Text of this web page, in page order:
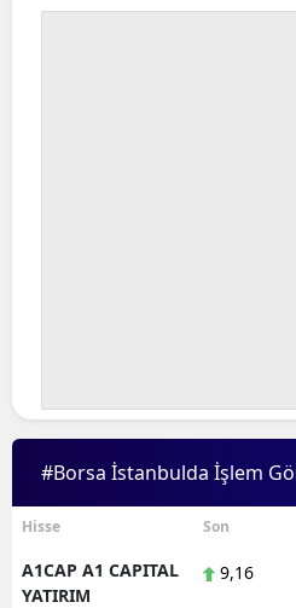
#Borsa İstanbulda İşlem
Hisse Son
A1CAP A1 CAPITAL
YATIRIM
9,16